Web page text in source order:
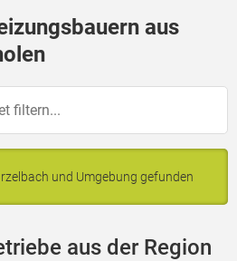
aus
und Umgebung gefunden
aus der Region